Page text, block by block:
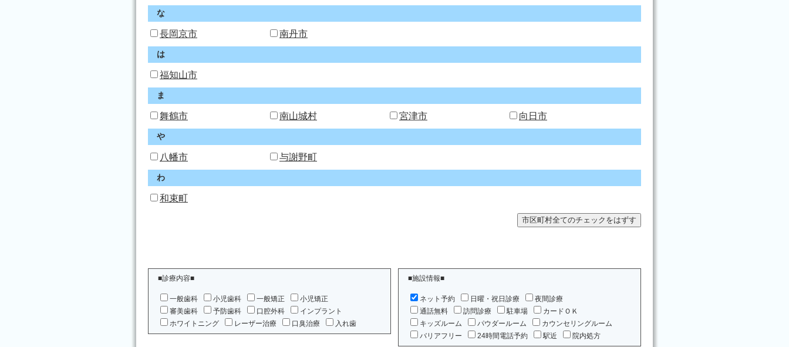
な
長岡京市 南丹市
は
福知山市
ま
舞鶴市 南山城村 宮津市 向日市
や
八幡市 与謝野町
わ
和束町
■診療内容■
一般歯科 小児歯科 一般矯正
小児矯正
審美歯科
予防歯科 口腔外科
インプラント
ホワイトニング
レーザー治療 口臭治療 入れ歯
■施設情報■
ネット予約 日曜・祝日診療
夜間診療
通話無料
訪問診療 駐車場
カードＯＫ
キッズルーム
パウダールーム
カウンセリングルーム
バリアフリー
24時間電話予約 駅近 院内処方